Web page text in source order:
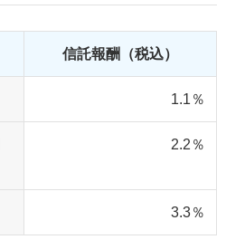
信託報酬（税込）
1.1％
2.2％
3.3％